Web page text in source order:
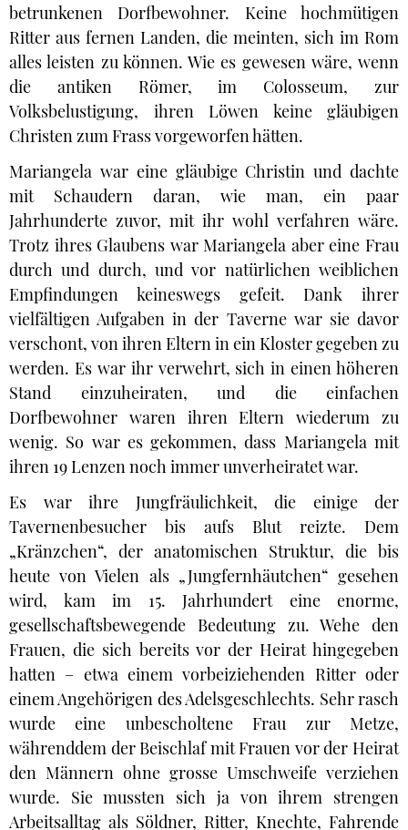
betrunkenen Dorfbewohner. Keine hochmütigen
Ritter aus fernen Landen, die meinten, sich im Rom
alles leisten zu können. Wie es gewesen wäre, wenn
die antiken Römer, im Colosseum, zur
Volksbelustigung, ihren Löwen keine gläubigen
Christen zum Frass vorgeworfen hätten.
Mariangela war eine gläubige Christin und dachte
mit Schaudern daran, wie man, ein paar
Jahrhunderte zuvor, mit ihr wohl verfahren wäre.
Trotz ihres Glaubens war Mariangela aber eine Frau
durch und durch, und vor natürlichen weiblichen
Empfindungen keineswegs gefeit. Dank ihrer
vielfältigen Aufgaben in der Taverne war sie davor
verschont, von ihren Eltern in ein Kloster gegeben zu
werden. Es war ihr verwehrt, sich in einen höheren
Stand einzuheiraten, und die einfachen
Dorfbewohner waren ihren Eltern wiederum zu
wenig. So war es gekommen, dass Mariangela mit
ihren 19 Lenzen noch immer unverheiratet war.
Es war ihre Jungfräulichkeit, die einige der
Tavernenbesucher bis aufs Blut reizte. Dem
„Kränzchen“, der anatomischen Struktur, die bis
heute von Vielen als „Jungfernhäutchen“ gesehen
wird, kam im 15. Jahrhundert eine enorme,
gesellschaftsbewegende Bedeutung zu. Wehe den
Frauen, die sich bereits vor der Heirat hingegeben
hatten – etwa einem vorbeiziehenden Ritter oder
einem Angehörigen des Adelsgeschlechts. Sehr rasch
wurde eine unbescholtene Frau zur Metze,
währenddem der Beischlaf mit Frauen vor der Heirat
den Männern ohne grosse Umschweife verziehen
wurde. Sie mussten sich ja von ihrem strengen
Arbeitsalltag als Söldner, Ritter, Knechte, Fahrende